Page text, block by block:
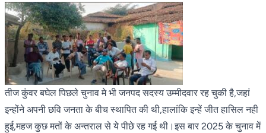
तीज कुंवर बघेल पिछले चुनाव मे भी जनपद सदस्य उम्मीदवार रह चुकी है,जहां
इन्होंने अपनी छवि जनता के बीच स्थापित की थी,हालांकि इन्हें जीत हासिल नही
हुई,महज कुछ मतों के अन्तराल से ये पीछे रह गई थी।इस बार 2025 के चुनाव में